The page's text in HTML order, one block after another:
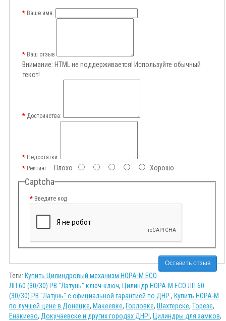
Ваше имя:
Ваш отзыв
Внимание: HTML не поддерживается! Используйте обычный
текст!
Достоинства:
Недостатки:
РейтингПлохо Хорошо
Captcha
Введите код
Оставить отзыв
Теги: Купить Цилиндровый механизм НОРА-М ECO
ЛП 60 (30/30) PB "Латунь" ключ-ключ, Цилиндр НОРА-М ECO ЛП 60
(30/30) PB "Латунь" с официальной гарантией по ДНР. , Купить НОРА-М
по лучшей цене в Донецке, Макеевке, Горловке, Шахтерске, Торезе,
Енакиево, Докучаевске и других городах ДНР!, Цилиндры для замков,